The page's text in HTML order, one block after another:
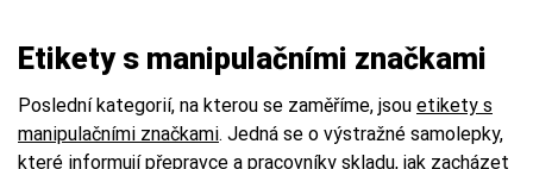
Etikety s manipulačními značkami
Poslední kategorií, na kterou se zaměříme, jsou etikety s
manipulačními značkami. Jedná se o výstražné samolepky,
které informují přepravce a pracovníky skladu, jak zacházet